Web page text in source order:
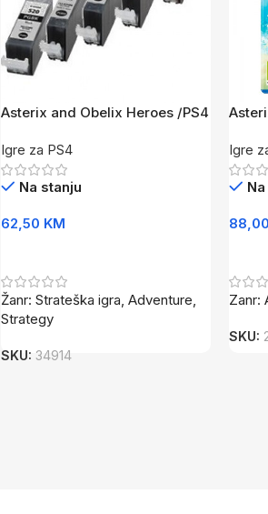
Asterix and Obelix Heroes /PS4
Igre za PS4
Na stanju
62,50 KM
Žanr: Strateška igra, Adventure,
Strategy
SKU: 34914
Igre
88,00
Zanr:
SKU: